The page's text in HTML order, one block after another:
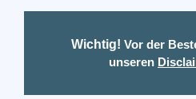
Wichtig! Vor der
unseren